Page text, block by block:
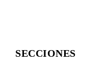
SECCIONES